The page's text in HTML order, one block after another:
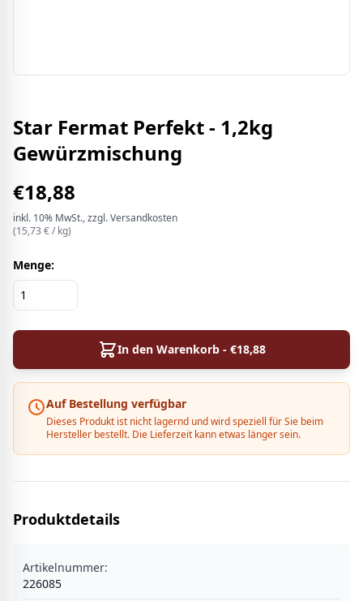
Star Fermat Perfekt - 1,2kg
Gewürzmischung
€18,88
inkl. 10% MwSt., zzgl. Versandkosten
(15,73 € /kg)
Menge:
In den Warenkorb - €18,88
Auf Bestellung verfügbar
Dieses Produkt ist nicht lagernd und wird speziell für Sie beim
Hersteller bestellt. Die Lieferzeit kann etwas länger sein.
Produktdetails
Artikelnummer:
226085